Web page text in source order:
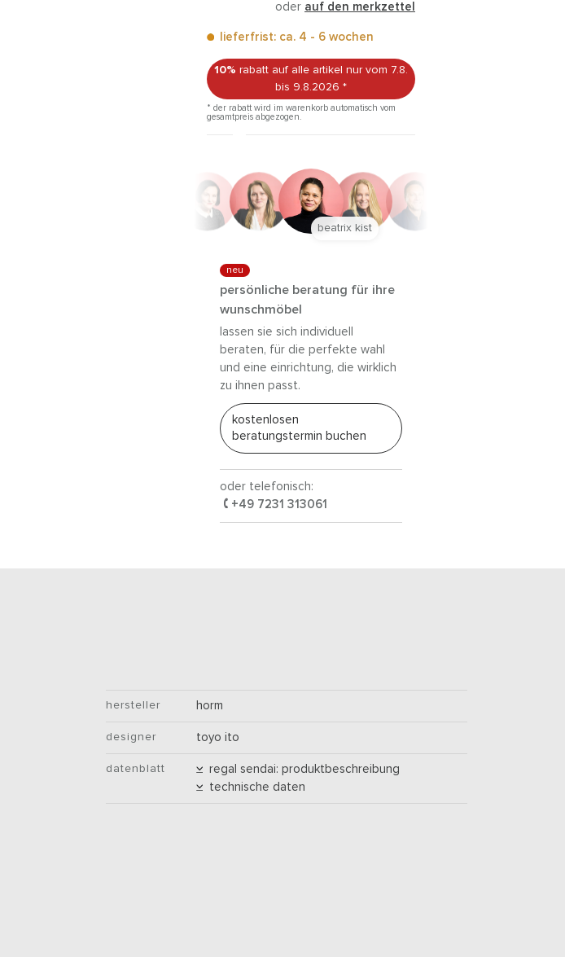
oder auf den merkzettel
lieferfrist: ca. 4 - 6 wochen
10% rabatt auf alle artikel nur vom 7.8.
bis 9.8.2026 *
* der rabatt wird im warenkorb automatisch vom
gesamtpreis abgezogen.
neu
persönliche beratung für ihre
wunschmöbel
lassen sie sich individuell
beraten, für die perfekte wahl
und eine einrichtung, die wirklich
zu ihnen passt.
kostenlosen
beratungstermin buchen
oder telefonisch:
+49 7231 313061
beatrix kist
hersteller horm
designer toyo ito
datenblatt
regal sendai: produktbeschreibung
technische daten